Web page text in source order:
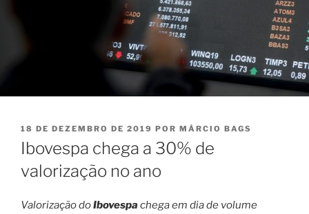
PUBLICADO
EM
18 DE DEZEMBRO DE 2019 POR MÁRCIO BAGS
Ibovespa chega a 30% de
valorização no ano
Valorização doIbovespa chega em dia de volume